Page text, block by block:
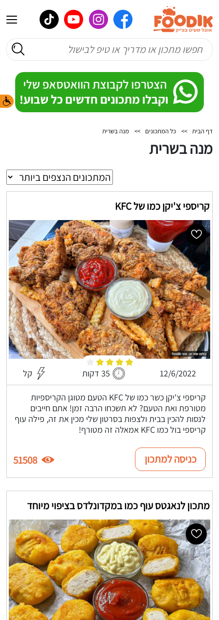
דף הבית >> כל המתכונים >> מנה בשרית
מנה בשרית
קריספי צ'יקן כמו של KFC
12/6/2022 35 דקות קל
קריספי צ'יקן כשר כמו של KFC הטעם מטוגן הקריספיות
מטורפת ואת הטעם? לא תשכחו הרבה זמן! אתם חייבים
לנסות להכין בבית ולצפות בסרטון שלי מכין את זה, פילה עוף
קריספי בול כמו KFC אמאלה זה מטורף!
כניסה למתכון 51508
מתכון לנאגטס עוף כמו במקדונלדס בציפוי מיוחד